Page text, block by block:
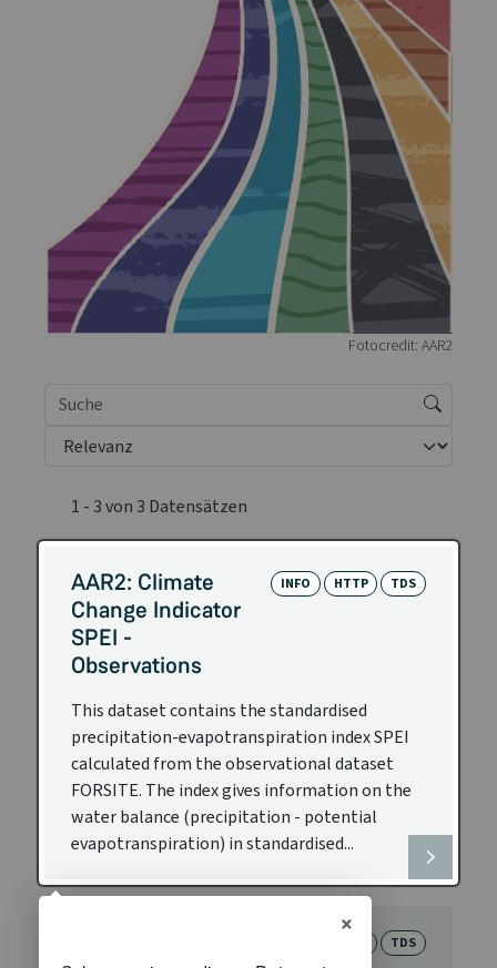
Fotocredit: AAR2
1 - 3 von 3 Datensätzen
AAR2: Climate
Change Indicator
SPEI -
Observations
INFO HTTP TDS
This dataset contains the standardised
precipitation-evapotranspiration index SPEI
calculated from the observational dataset
FORSITE. The index gives information on the
water balance (precipitation - potential
evapotranspiration) in standardised...
TDS
×